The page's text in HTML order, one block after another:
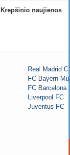
Krepšinio naujienos
Real Madrid
FC Bayern
FC Barcelona
Liverpool FC
Juventus FC